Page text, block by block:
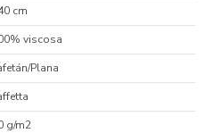
cm
viscosa
Plana
g/m2